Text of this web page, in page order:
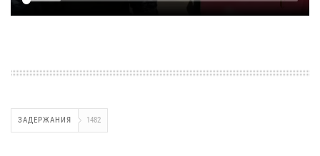
ЗАДЕРЖАНИЯ 1482